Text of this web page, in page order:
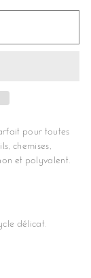
pour toutes
chemises,
et polyvalent.
délicat.